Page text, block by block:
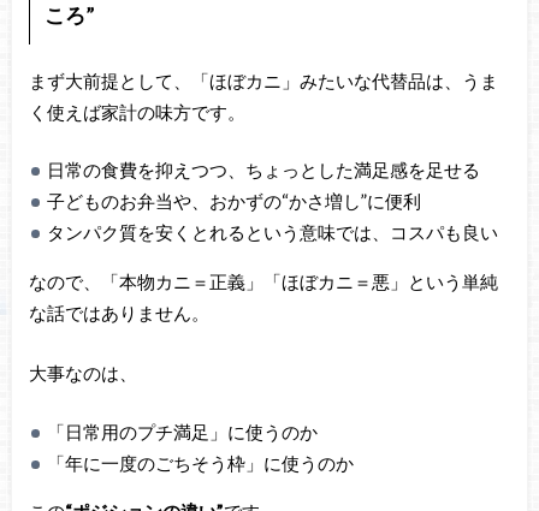
ころ”
まず大前提として、「ほぼカニ」みたいな代替品は、うま
く使えば家計の味方です。
日常の食費を抑えつつ、ちょっとした満足感を足せる
子どものお弁当や、おかずの“かさ増し”に便利
タンパク質を安くとれるという意味では、コスパも良い
なので、「本物カニ＝正義」「ほぼカニ＝悪」という単純
な話ではありません。
大事なのは、
「日常用のプチ満足」に使うのか
「年に一度のごちそう枠」に使うのか